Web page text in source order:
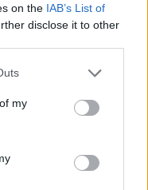
on the IAB’s List of
disclose it to other
my
- βόμβα